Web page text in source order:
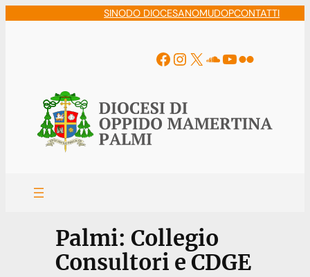
SINODO DIOCESANOMUDOPCONTATTI
Facebook
Instagram
X Soundcloud
YouTube
Flickr
Palmi: Collegio
Consultori e CDGE